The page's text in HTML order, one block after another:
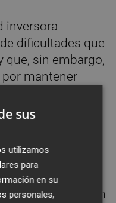
inversora
dificultades que
que, sin embargo,
mantener
ha resaltado.
destacar
en
o
en
sus
utilizamos
para
en su
personales,